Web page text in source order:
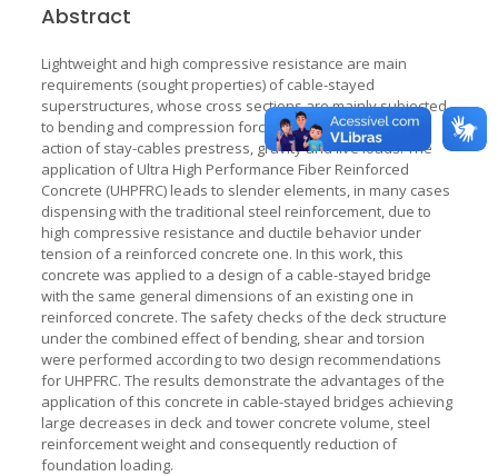
Abstract
Lightweight and high compressive resistance are main
requirements (sought properties) of cable-stayed
superstructures, whose cross sections are mainly subjected
to bending and compression forces due to the combined
action of stay-cables prestress, gravity and live loads. The
application of Ultra High Performance Fiber Reinforced
Concrete (UHPFRC) leads to slender elements, in many cases
dispensing with the traditional steel reinforcement, due to
high compressive resistance and ductile behavior under
tension of a reinforced concrete one. In this work, this
concrete was applied to a design of a cable-stayed bridge
with the same general dimensions of an existing one in
reinforced concrete. The safety checks of the deck structure
under the combined effect of bending, shear and torsion
were performed according to two design recommendations
for UHPFRC. The results demonstrate the advantages of the
application of this concrete in cable-stayed bridges achieving
large decreases in deck and tower concrete volume, steel
reinforcement weight and consequently reduction of
foundation loading.